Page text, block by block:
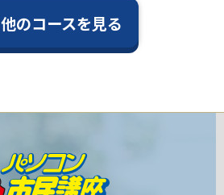
他のコースを見る